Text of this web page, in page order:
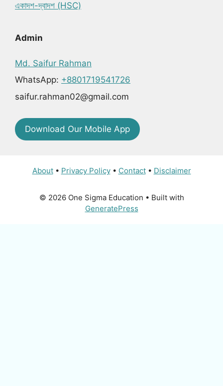
একাদশ-দ্বাদশ (HSC)
Admin
Md. Saifur Rahman
WhatsApp: +8801719541726
saifur.rahman02@gmail.com
Download Our Mobile App
About• Privacy Policy• Contact• Disclaimer
© 2026 One Sigma Education • Built with
GeneratePress